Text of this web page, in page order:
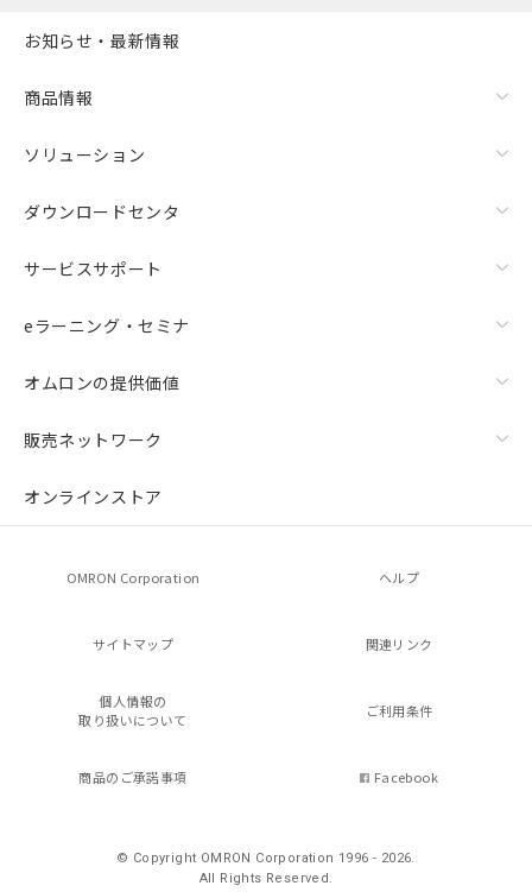
お知らせ・最新情報
商品情報
ソリューション
ダウンロードセンタ
サービスサポート
eラーニング・セミナ
オムロンの提供価値
販売ネットワーク
オンラインストア
OMRON Corporation ヘルプ
サイトマップ 関連リンク
個人情報の
取り扱いについて
ご利用条件
商品のご承諾事項 Facebook
© Copyright OMRON Corporation 1996 - 2026.
All Rights Reserved.